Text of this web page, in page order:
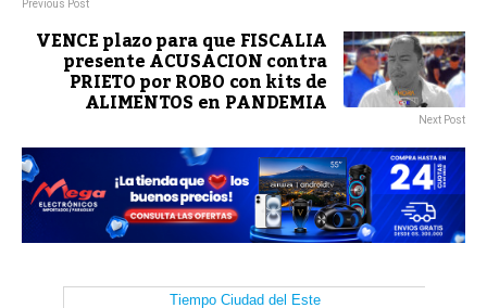
Previous Post
VENCE plazo para que FISCALIA
presente ACUSACION contra
PRIETO por ROBO con kits de
ALIMENTOS en PANDEMIA Next Post